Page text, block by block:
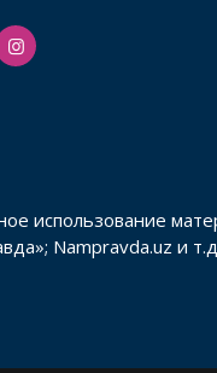
использование
Nampravda.uz и